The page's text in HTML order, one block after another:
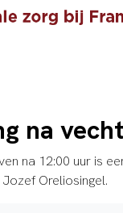
na
na 12:00 uur is
Oreliosingel.